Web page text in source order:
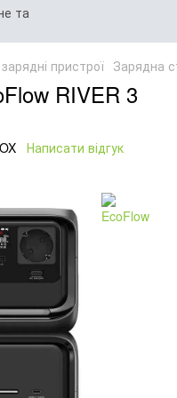
пристрої Зарядна
RIVER 3
Написати відгук